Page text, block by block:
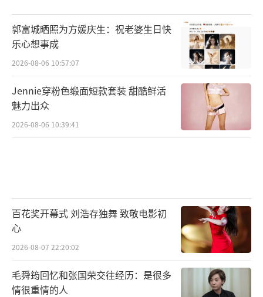
郭富城晒照为方媛庆生：祝老婆生日快
乐心想事成
2026-08-06 10:57:07
Jennie穿粉色缎面短款套装 甜酷鲜活
魅力出众
2026-08-06 10:39:41
百花奖开幕式 刘浩存独舞 致敬电影初
心
2026-08-07 22:20:02
毛舜筠回忆和张国荣交往经历：是很多
情很重情的人